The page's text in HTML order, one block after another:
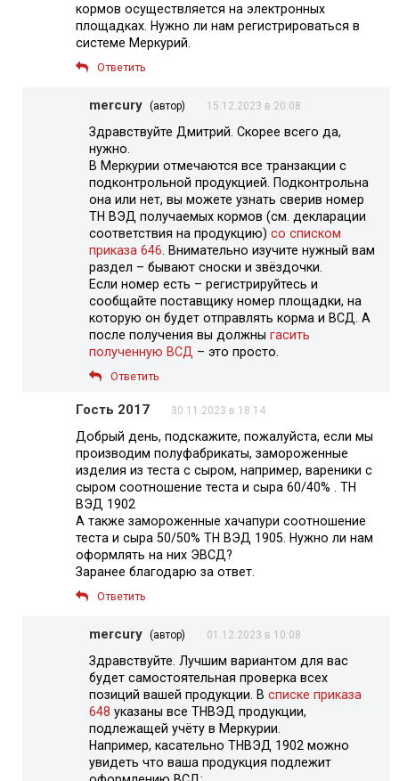
кормов осуществляется на электронных
площадках. Нужно ли нам регистрироваться в
системе Меркурий.
Ответить
mercury (автор) 15.12.2023 в 20:08
Здравствуйте Дмитрий. Скорее всего да,
нужно.
В Меркурии отмечаются все транзакции с
подконтрольной продукцией. Подконтрольна
она или нет, вы можете узнать сверив номер
ТН ВЭД получаемых кормов (см. декларации
соответствия на продукцию) со списком
приказа 646 . Внимательно изучите нужный вам
раздел – бывают сноски и звёздочки.
Если номер есть – регистрируйтесь и
сообщайте поставщику номер площадки, на
которую он будет отправлять корма и ВСД. А
после получения вы должны гасить
полученную ВСД – это просто.
Ответить
Гость 2017 30.11.2023 в 18:14
Добрый день, подскажите, пожалуйста, если мы
производим полуфабрикаты, замороженные
изделия из теста с сыром, например, вареники с
сыром соотношение теста и сыра 60/40% . ТН
ВЭД 1902
А также замороженные хачапури соотношение
теста и сыра 50/50% ТН ВЭД 1905. Нужно ли нам
оформлять на них ЭВСД?
Заранее благодарю за ответ.
Ответить
mercury (автор) 01.12.2023 в 10:08
Здравствуйте. Лучшим вариантом для вас
будет самостоятельная проверка всех
позиций вашей продукции. В списке приказа
648 указаны все ТНВЭД продукции,
подлежащей учёту в Меркурии.
Например, касательно ТНВЭД 1902 можно
увидеть что ваша продукция подлежит